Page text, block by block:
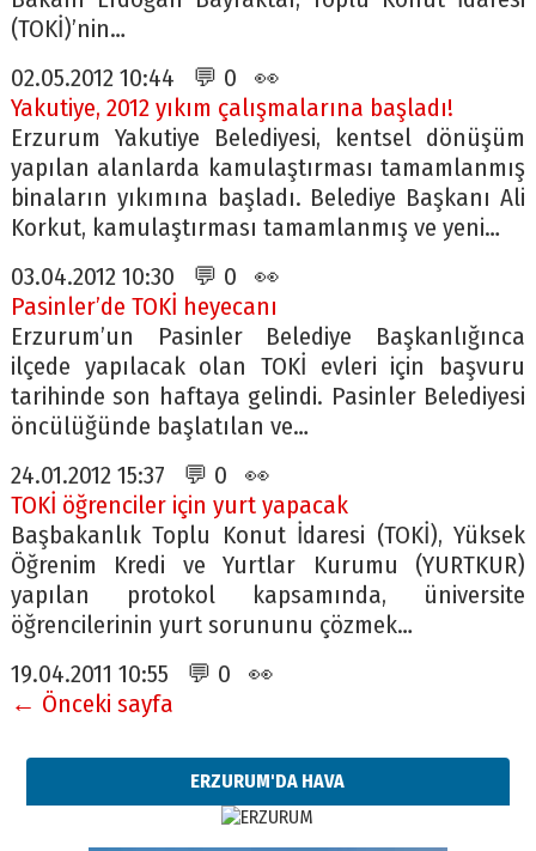
(TOKİ)’nin…
02.05.2012 10:44 💬 0 👀
Yakutiye, 2012 yıkım çalışmalarına başladı!
Erzurum Yakutiye Belediyesi, kentsel dönüşüm
yapılan alanlarda kamulaştırması tamamlanmış
binaların yıkımına başladı. Belediye Başkanı Ali
Korkut, kamulaştırması tamamlanmış ve yeni…
03.04.2012 10:30 💬 0 👀
Pasinler’de TOKİ heyecanı
Erzurum’un Pasinler Belediye Başkanlığınca
ilçede yapılacak olan TOKİ evleri için başvuru
tarihinde son haftaya gelindi. Pasinler Belediyesi
öncülüğünde başlatılan ve…
24.01.2012 15:37 💬 0 👀
TOKİ öğrenciler için yurt yapacak
Başbakanlık Toplu Konut İdaresi (TOKİ), Yüksek
Öğrenim Kredi ve Yurtlar Kurumu (YURTKUR)
yapılan protokol kapsamında, üniversite
öğrencilerinin yurt sorununu çözmek…
19.04.2011 10:55 💬 0 👀
← Önceki sayfa
ERZURUM'DA HAVA